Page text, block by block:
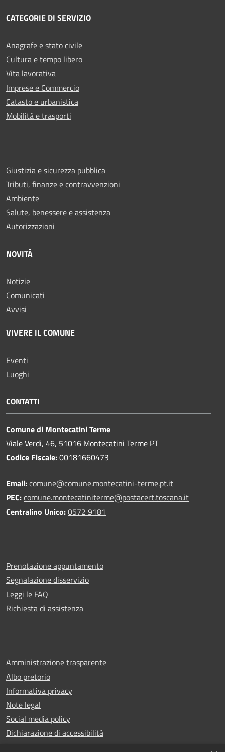
CATEGORIE DI SERVIZIO
Anagrafe e stato civile
Cultura e tempo libero
Vita lavorativa
Imprese e Commercio
Catasto e urbanistica
Mobilità e trasporti
Giustizia e sicurezza pubblica
Tributi, finanze e contravvenzioni
Ambiente
Salute, benessere e assistenza
Autorizzazioni
NOVITÀ
Notizie
Comunicati
Avvisi
VIVERE IL COMUNE
Eventi
Luoghi
CONTATTI
Comune di Montecatini Terme
Viale Verdi, 46, 51016 Montecatini Terme PT
Codice Fiscale:00181660473
Email:comune@comune.montecatini-terme.pt.it
PEC:comune.montecatiniterme@postacert.toscana.it
Centralino Unico:0572 9181
Prenotazione appuntamento
Segnalazione disservizio
Leggi le FAQ
Richiesta di assistenza
Amministrazione trasparente
Albo pretorio
Informativa privacy
Note legal
Social media policy
Dichiarazione di accessibilità